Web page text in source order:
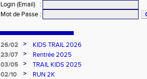
Login (Email)
:
Mot de Passe :
26/02 >
KIDS TRAIL 2026
23/07
>
Rentrée 2025
03/05
>
TRAIL KIDS 2025
02/10
>
RUN 2K